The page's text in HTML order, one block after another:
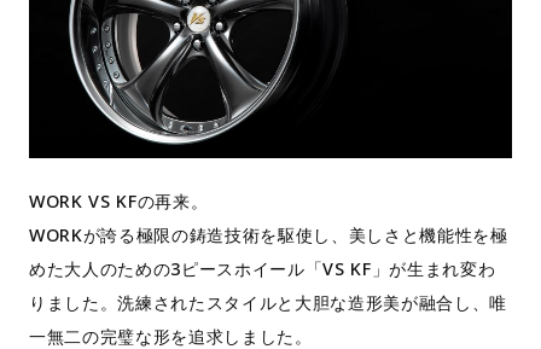
WORK VS KFの再来。
WORKが誇る極限の鋳造技術を駆使し、美しさと機能性を極
めた大人のための3ピースホイール「VS KF」が生まれ変わ
りました。洗練されたスタイルと大胆な造形美が融合し、唯
一無二の完璧な形を追求しました。